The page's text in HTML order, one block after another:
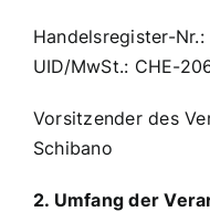
Handelsregister-
UID/MwSt.: CHE-
Vorsitzender des
Schibano
2. Umfang der